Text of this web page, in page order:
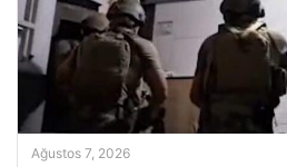
Ağustos 7, 2026